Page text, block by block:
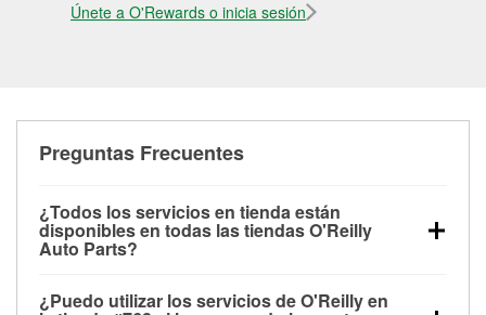
Únete a O'Rewards o inicia sesión
Preguntas Frecuentes
¿Todos los servicios en tienda están
disponibles en todas las tiendas O'Reilly
Auto Parts?
las pruebas de batería, pruebas de alternador y
¿Puedo utilizar los servicios de O'Reilly en